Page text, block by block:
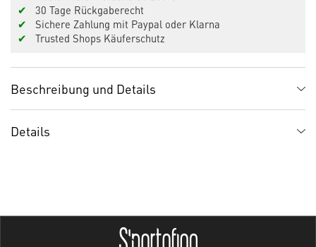
✔
30 Tage Rückgaberecht
✔
Sichere Zahlung mit Paypal oder Klarna
✔
Trusted Shops Käuferschutz
Beschreibung und Details
Details